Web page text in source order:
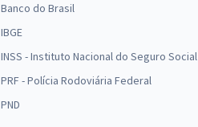
Banco do Brasil
IBGE
INSS - Instituto Nacional do Seguro Social
PRF - Polícia Rodoviária Federal
PND